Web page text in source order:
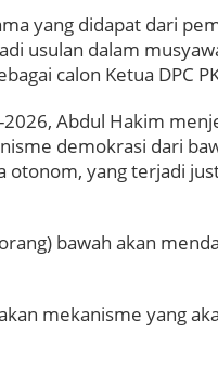
yang didapat dari
usulan dalam
calon Ketua DPC
Abdul Hakim
demokrasi dari
yang terjadi
bawah akan
mekanisme yang